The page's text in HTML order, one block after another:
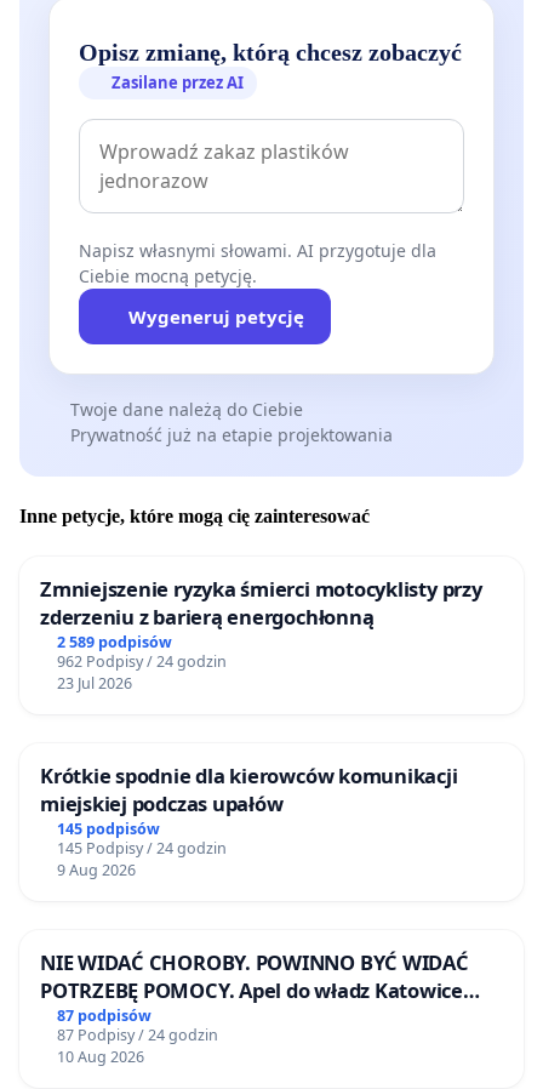
Opisz zmianę, którą chcesz zobaczyć
Zasilane przez AI
Napisz własnymi słowami. AI przygotuje dla
Ciebie mocną petycję.
Wygeneruj petycję
Twoje dane należą do Ciebie
Prywatność już na etapie projektowania
Inne petycje, które mogą cię zainteresować
Zmniejszenie ryzyka śmierci motocyklisty przy
zderzeniu z barierą energochłonną
2 589 podpisów
962 Podpisy / 24 godzin
23 Jul 2026
Krótkie spodnie dla kierowców komunikacji
miejskiej podczas upałów
145 podpisów
145 Podpisy / 24 godzin
9 Aug 2026
NIE WIDAĆ CHOROBY. POWINNO BYĆ WIDAĆ
POTRZEBĘ POMOCY. Apel do władz Katowice
Airport o przystąpienie do programu HIDDEN
DISABILITIES SUNFLOWER – SŁONECZNIK –
UKRYTE NIEPEŁNOSPRAWNOŚCI
87 podpisów
87 Podpisy / 24 godzin
10 Aug 2026